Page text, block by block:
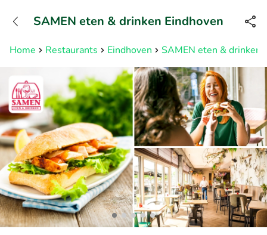
Bereikbaar tot 23:00 uur
Home Restaurants Eindhoven SAMEN eten & drinken
SAMEN eten & drinken Eindhoven